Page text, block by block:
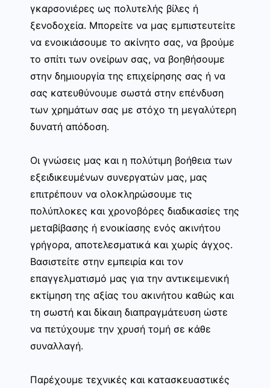
γκαρσονιέρες ως πολυτελής βίλες ή
ξενοδοχεία. Μπορείτε να μας εμπιστευτείτε
να ενοικιάσουμε το ακίνητο σας, να βρούμε
το σπίτι των ονείρων σας, να βοηθήσουμε
στην δημιουργία της επιχείρησης σας ή να
σας κατευθύνουμε σωστά στην επένδυση
των χρημάτων σας με στόχο τη μεγαλύτερη
δυνατή απόδοση.
Οι γνώσεις μας και η πολύτιμη βοήθεια των
εξειδικευμένων συνεργατών μας, μας
επιτρέπουν να ολοκληρώσουμε τις
πολύπλοκες και χρονοβόρες διαδικασίες της
μεταβίβασης ή ενοικίασης ενός ακινήτου
γρήγορα, αποτελεσματικά και χωρίς άγχος.
Βασιστείτε στην εμπειρία και τον
επαγγελματισμό μας για την αντικειμενική
εκτίμηση της αξίας του ακινήτου καθώς και
τη σωστή και δίκαιη διαπραγμάτευση ώστε
να πετύχουμε την χρυσή τομή σε κάθε
συναλλαγή.
Παρέχουμε τεχνικές και κατασκευαστικές